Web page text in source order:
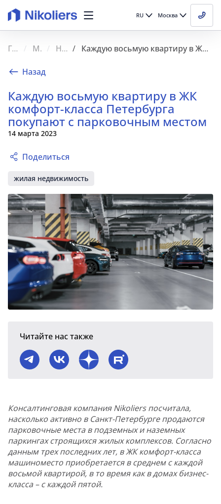
RU Москва
Главная Медиа Новости Каждую восьмую квартиру в ЖК комфорт-класса Петербурга покупают с парковочным местом
Назад
Каждую восьмую квартиру в ЖК
комфорт-класса Петербурга
покупают с парковочным местом
14 марта 2023
Поделиться
жилая недвижимость
Читайте нас также
Консалтинговая компания Nikoliers посчитала,
насколько активно в Санкт-Петербурге продаются
парковочные места в подземных и наземных
паркингах строящихся жилых комплексов. Согласно
данным трех последних лет, в ЖК комфорт-класса
машиноместо приобретается в среднем с каждой
восьмой квартирой, в то время как в домах бизнес-
класса – с каждой пятой.